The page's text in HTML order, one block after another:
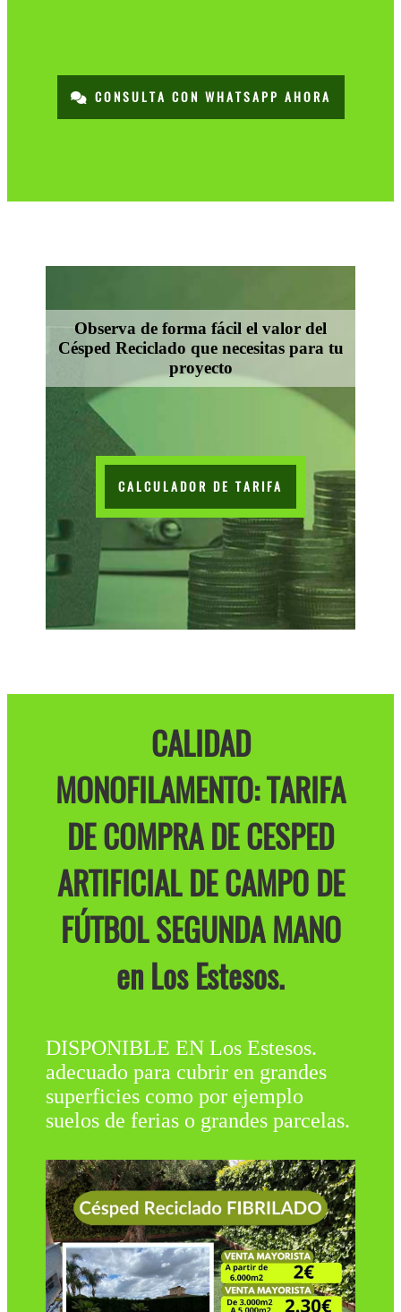
CONSULTA CON WHATSAPP AHORA
Observa de forma fácil el valor del
Césped Reciclado que necesitas para tu
proyecto
CALCULADOR DE TARIFA
CALIDAD
MONOFILAMENTO: TARIFA
DE COMPRA DE CESPED
ARTIFICIAL DE CAMPO DE
FÚTBOL SEGUNDA MANO
en Los Estesos.
DISPONIBLE EN Los Estesos.
adecuado para cubrir en grandes
superficies como por ejemplo
suelos de ferias o grandes parcelas.